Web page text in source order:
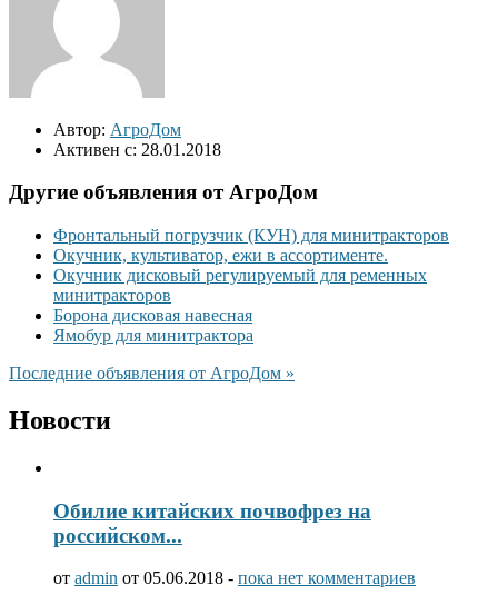
Автор: АгроДом
Активен с: 28.01.2018
Другие объявления от АгроДом
Фронтальный погрузчик (КУН) для минитракторов
Окучник, культиватор, ежи в ассортименте.
Окучник дисковый регулируемый для ременных
минитракторов
Борона дисковая навесная
Ямобур для минитрактора
Последние объявления от АгроДом »
Новости
Обилие китайских почвофрез на
российском...
от admin от 05.06.2018 - пока нет комментариев